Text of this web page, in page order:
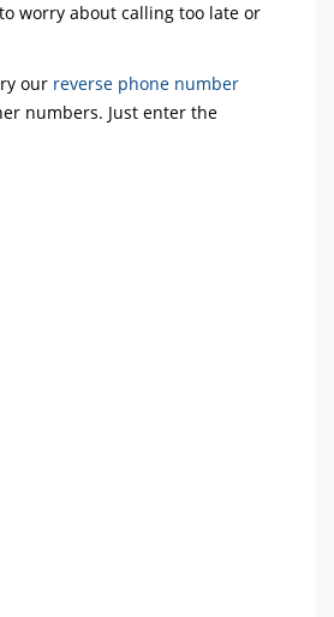
worry about calling too late or
our reverse phone number
numbers. Just enter the